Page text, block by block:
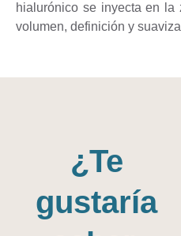
hialurónico se inyecta en la
volumen, definición y
¿Te
gustaría